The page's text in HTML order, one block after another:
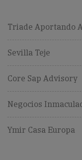
Triade Aportando
Sevilla Teje
Core Sap Advisory
Negocios
Ymir Casa Europa